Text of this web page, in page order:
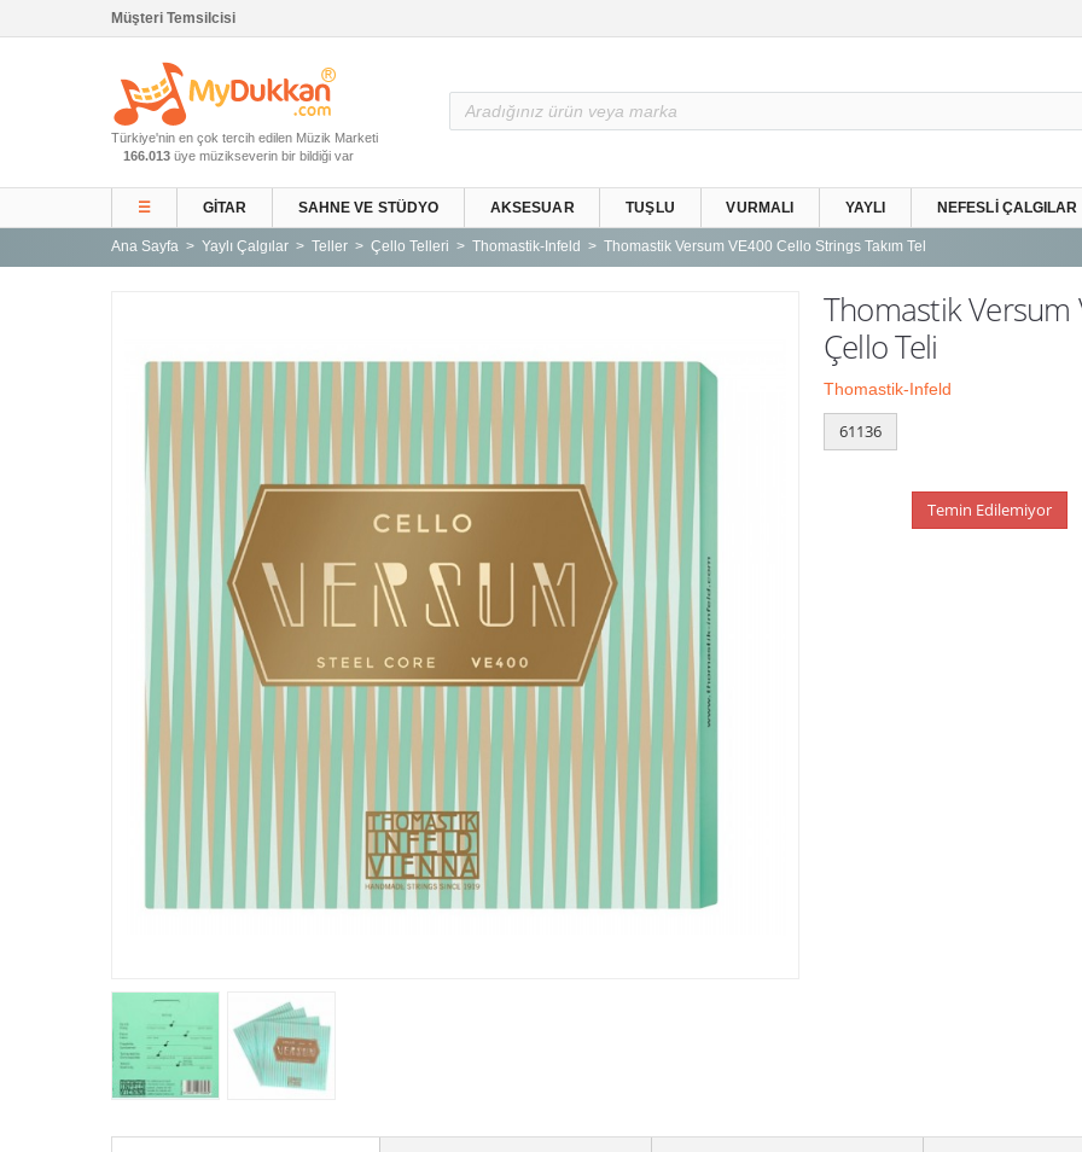
Müşteri Temsilcisi
Gitar ve Ekipmanları
Sahne ve Stüdyo
Aksesuarlar
Türk Müziği Enstrümanları
Türkiye'nin en çok tercih edilen Müzik Marketi
166.013 üye müzikseverin bir bildiği var
☰ GITAR SAHNE VE STÜDYO AKSESUAR TUŞLU VURMALI YAYLI NEFESLI ÇALGILAR
Ana Sayfa Yaylı Çalgılar Teller Çello Telleri Thomastik-Infeld Thomastik Versum VE400 Cello Strings Takım Tel
Thomastik Versum
Çello Teli
Thomastik-Infeld
61136
Temin Edilemiyor